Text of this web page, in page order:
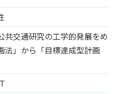
共交通研究の工学的発展をめ
」から「目標達成型計画